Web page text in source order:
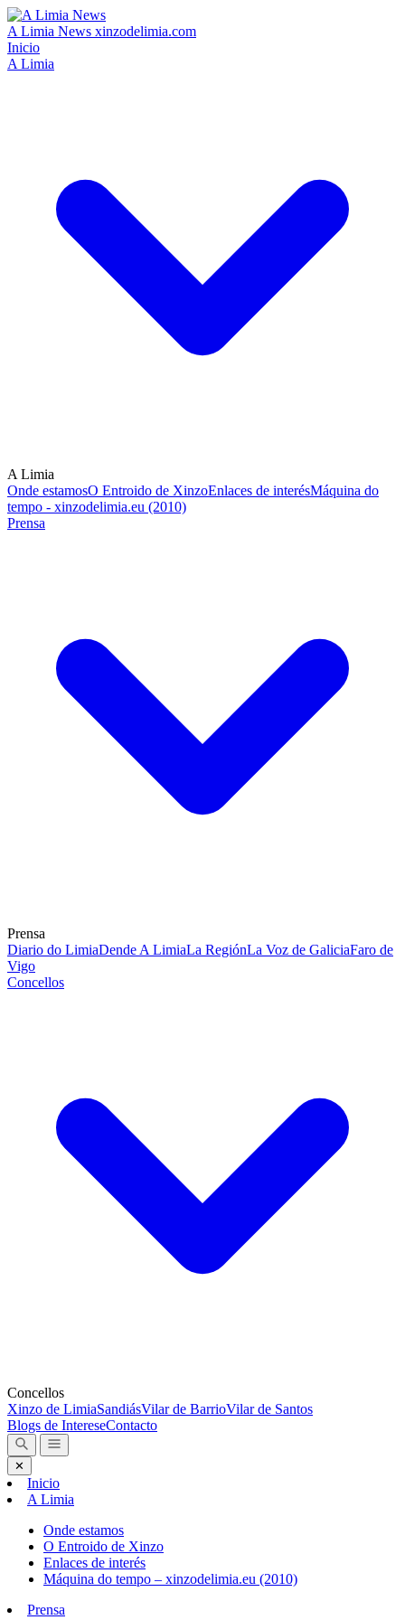
A Limia News xinzodelimia.com
Inicio
A Limia
A Limia
Onde estamosO Entroido de XinzoEnlaces de interésMáquina do
tempo - xinzodelimia.eu (2010)
Prensa
Prensa
Diario do LimiaDende A LimiaLa RegiónLa Voz de GaliciaFaro de
Vigo
Concellos
Concellos
Xinzo de LimiaSandiásVilar de BarrioVilar de Santos
Blogs de IntereseContacto
✕
Inicio
A Limia
Onde estamos
O Entroido de Xinzo
Enlaces de interés
Máquina do tempo – xinzodelimia.eu (2010)
Prensa